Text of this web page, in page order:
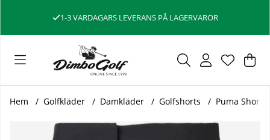
1-3 VARDAGARS LEVERANS PÅ LAGERVAROR
.
Hem Golfkläder Damkläder Golfshorts Puma Shorts
Produktbilder Puma Shorts Dam Bermuda Svart